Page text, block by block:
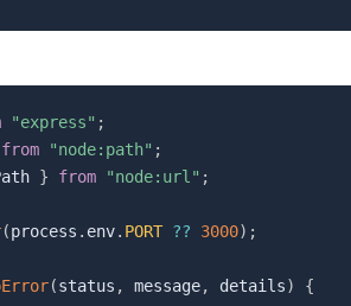
"express" ;
from "node:path" ;
} from "node:url" ;
(process . env. PORT ?? 3000) ;
(status , message, details)
{